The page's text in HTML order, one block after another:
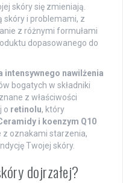
skóry się zmieniają.
skóry i problemami, z
z różnymi formułami
dopasowanego do
intensywnego nawilżenia
bogatych w składniki
z właściwości
o retinolu, który
i koenzym Q10
oznakami starzenia,
Twojej skóry.
dojrzałej?